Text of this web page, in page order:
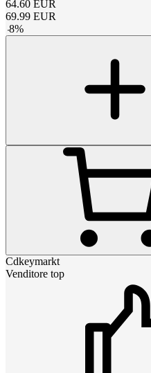
64.60 EUR
69.99 EUR
-8%
Cdkeymarkt
Venditore top